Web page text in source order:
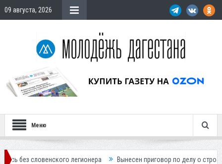
09 августа, 2026
Меню
легионера Вынесен приговор по делу о строительстве